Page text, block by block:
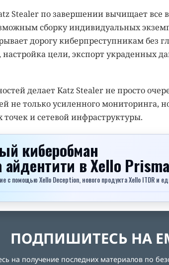
Stealer по завершении вычищает все
сборку индивидуальных
дорогу киберпреступникам без
цели, экспорт украденных
делает Katz Stealer не просто
не только усиленного мониторинга,
и сетевой инфраструктуры.
киберобман
в Xello
с помощью Xello Deception, нового продукта Xello ITDR и
ПОДПИШИТЕСЬ НА
на получение последних материалов по